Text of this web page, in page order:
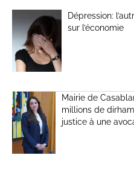
Dépression:
sur l’économie
Mairie de
millions de
justice à une